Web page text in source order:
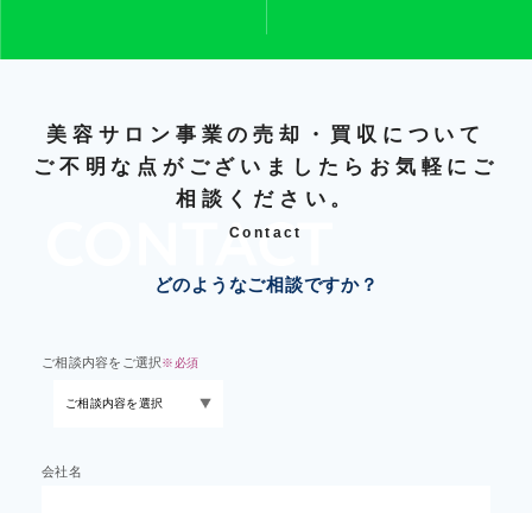
美容サロン事業の売却・買収について
ご不明な点がございましたらお気軽にご
相談ください。
Contact
どのようなご相談ですか？
ご相談内容をご選択※必須
会社名